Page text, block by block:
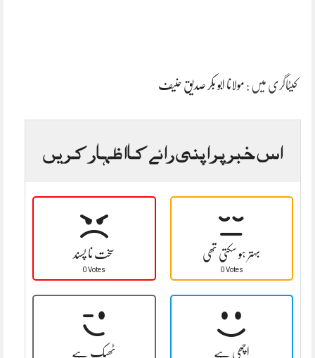
کیٹاگری میں : مولانا ابو بکر صدیق حنیف
اس خبر پر اپنی رائے کا اظہار کریں
سخت نا پسند
0 Votes
بہتر ہو سکتی تھی
0 Votes
ٹھیک ہے اچھی ہے